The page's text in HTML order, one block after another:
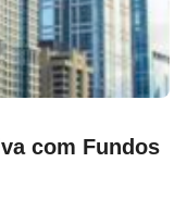
com Fundos